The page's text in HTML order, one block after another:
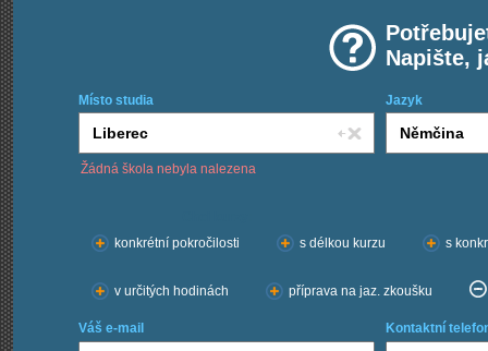
Napište,
Místo studia Jazyk
Žádná škola nebyla nalezena
konkrétní pokročilosti
s délkou kurzu s
v určitých hodinách příprava na jaz. zkoušku
Váš e-mail Kontaktní